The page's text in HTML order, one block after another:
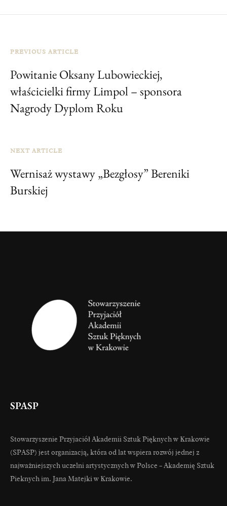
PREVIOUS ARTICLE
Powitanie Oksany Lubowieckiej,
właścicielki firmy Limpol – sponsora
Nagrody Dyplom Roku
NEXT ARTICLE
Wernisaż wystawy „Bezgłosy” Bereniki
Burskiej
SPASP
Stowarzyszenie Przyjaciół Akademii Sztuk Pięknych w Krakowie
(SPASP) jest organizacją, która od lat wspiera rozwój jednej z
najważniejszych uczelni artystycznych w Polsce – Akademię Sztuk
Pieknych im. Jana Matejki w Krakowie.